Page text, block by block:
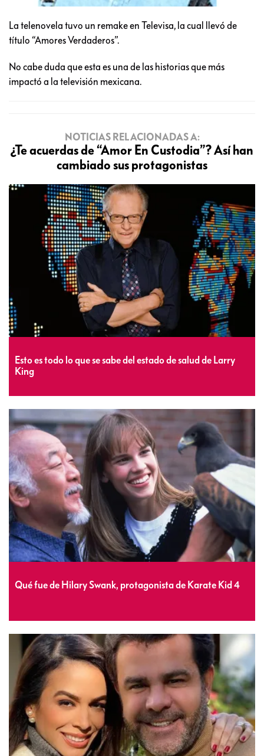
La telenovela tuvo un remake en Televisa, la cual llevó de
título “Amores Verdaderos”.
No cabe duda que esta es una de las historias que más
impactó a la televisión mexicana.
NOTICIAS RELACIONADAS A:
¿Te acuerdas de “Amor En Custodia”? Así han
cambiado sus protagonistas
Esto es todo lo que se sabe del estado de salud de Larry
King
Qué fue de Hilary Swank, protagonista de Karate Kid 4